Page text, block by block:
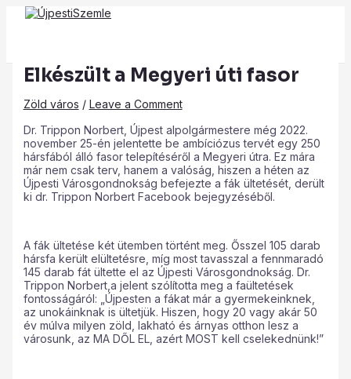
Skip
Main
Menu
Elkészült a Megyeri úti fasor
Zöld város / Leave a Comment
Dr. Trippon Norbert, Újpest alpolgármestere még 2022.
november 25-én jelentette be ambíciózus tervét egy 250
hársfából álló fasor telepítéséről a Megyeri útra. Ez mára
már nem csak terv, hanem a valóság, hiszen a héten az
Újpesti Városgondnokság befejezte a fák ültetését, derült
ki dr. Trippon Norbert Facebook bejegyzéséből.
A fák ültetése két ütemben történt meg. Ősszel 105 darab
hársfa került elültetésre, míg most tavasszal a fennmaradó
145 darab fát ültette el az Újpesti Városgondnokság. Dr.
Trippon Norbert,a jelent szólította meg a faültetések
fontosságáról: „Újpesten a fákat már a gyermekeinknek,
az unokáinknak is ültetjük. Hiszen, hogy 20 vagy akár 50
év múlva milyen zöld, lakható és árnyas otthon lesz a
városunk, az MA DŐL EL, azért MOST kell cselekednünk!”
Post
navigation
Type
here..
Name*
Email*
Website